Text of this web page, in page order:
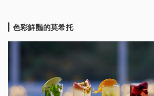
色彩鮮豔的莫希托